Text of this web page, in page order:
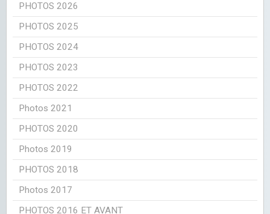
PHOTOS 2026
PHOTOS 2025
PHOTOS 2024
PHOTOS 2023
PHOTOS 2022
Photos 2021
PHOTOS 2020
Photos 2019
PHOTOS 2018
Photos 2017
PHOTOS 2016 ET AVANT